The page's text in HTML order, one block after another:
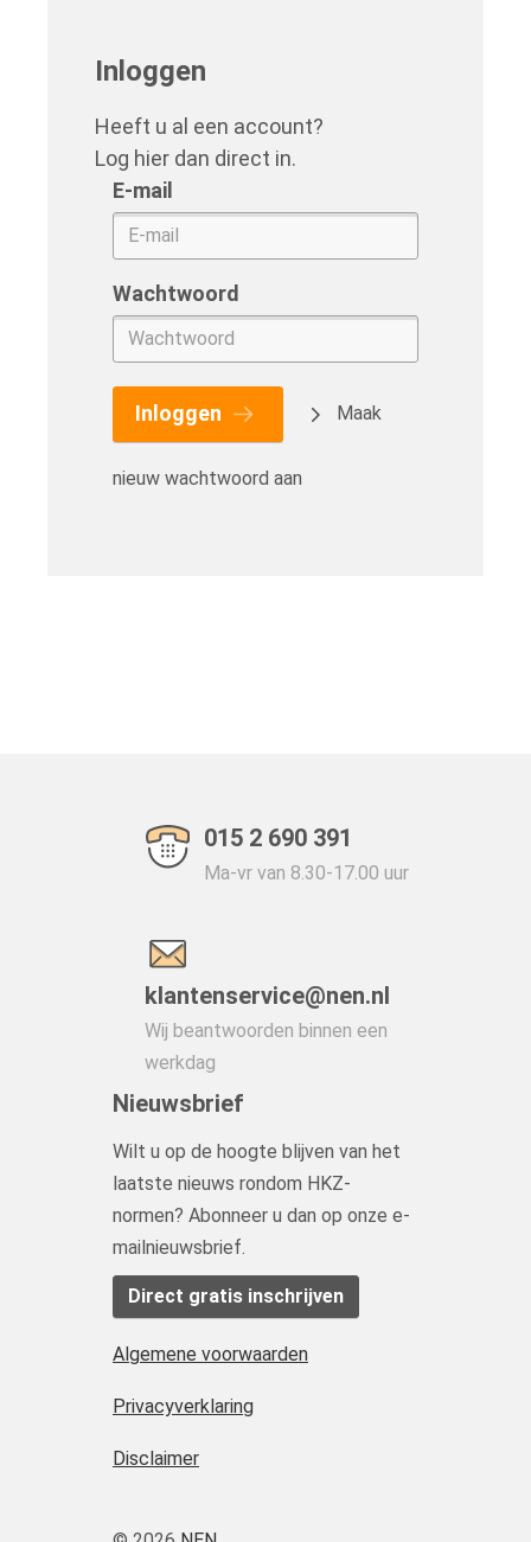
Inloggen
Heeft u al een account?
Log hier dan direct in.
E-mail
Wachtwoord
Inloggen Maak
nieuw wachtwoord aan
015 2 690 391
Ma-vr van 8.30-17.00 uur
klantenservice@nen.nl
Wij beantwoorden binnen een
werkdag
Nieuwsbrief
Wilt u op de hoogte blijven van het
laatste nieuws rondom HKZ-
normen? Abonneer u dan op onze e-
mailnieuwsbrief.
Direct gratis inschrijven
Algemene voorwaarden
Privacyverklaring
Disclaimer